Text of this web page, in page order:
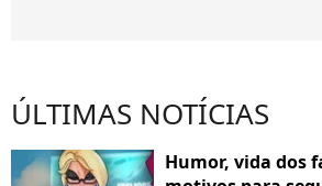
ÚLTIMAS NOTÍCIAS
Humor, vida dos